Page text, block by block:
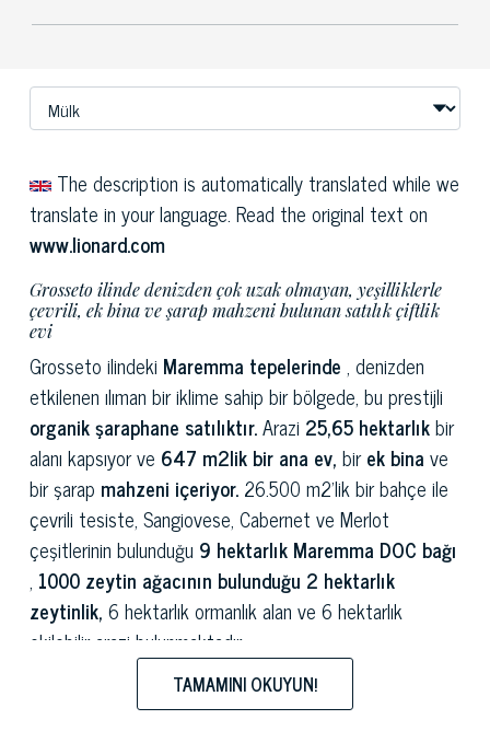
The description is automatically translated while we
translate in your language. Read the original text on
www.lionard.com
Grosseto ilinde denizden çok uzak olmayan, yeşilliklerle
çevrili, ek bina ve şarap mahzeni bulunan satılık çiftlik
evi
Grosseto ilindeki Maremma tepelerinde , denizden
etkilenen ılıman bir iklime sahip bir bölgede, bu prestijli
organik şaraphane satılıktır.Arazi 25,65 hektarlıkbir
alanı kapsıyor ve 647 m2lik bir ana ev, birek bina ve
bir şarap mahzeni içeriyor. 26.500 m2'lik bir bahçe ile
çevrili tesiste, Sangiovese, Cabernet ve Merlot
çeşitlerinin bulunduğu 9 hektarlık Maremma DOC bağı
, 1000 zeytin ağacının bulunduğu 2 hektarlık
zeytinlik, 6 hektarlık ormanlık alan ve 6 hektarlık
ekilebilir arazi bulunmaktadır.
Çiftlik, doğal güzelliği ve kültürel zenginliğiyle ünlü bir
bölge olan Toskana'nın Lazio'ya yaklaştığı Maremma'nın
TAMAMINI OKUYUN!